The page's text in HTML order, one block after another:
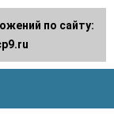
по сайту: